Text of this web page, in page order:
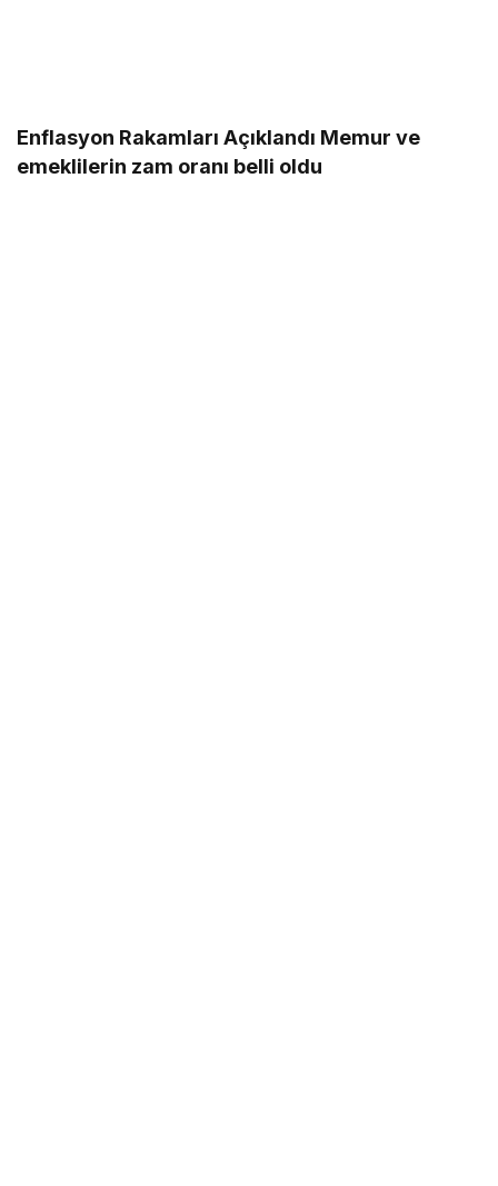
Enflasyon Rakamları Açıklandı Memur ve
emeklilerin zam oranı belli oldu